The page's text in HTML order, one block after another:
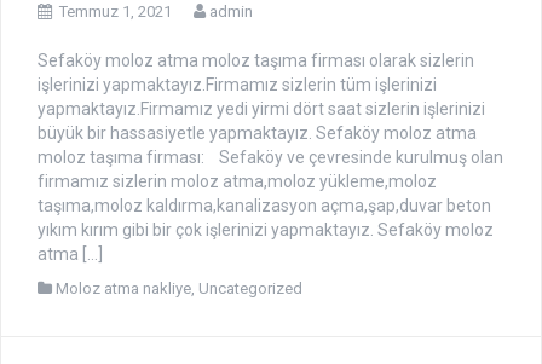
Temmuz 1, 2021 admin
Sefaköy moloz atma moloz taşıma firması olarak sizlerin
işlerinizi yapmaktayız.Firmamız sizlerin tüm işlerinizi
yapmaktayız.Firmamız yedi yirmi dört saat sizlerin işlerinizi
büyük bir hassasiyetle yapmaktayız. Sefaköy moloz atma
moloz taşıma firması: Sefaköy ve çevresinde kurulmuş olan
firmamız sizlerin moloz atma,moloz yükleme,moloz
taşıma,moloz kaldırma,kanalizasyon açma,şap,duvar beton
yıkım kırım gibi bir çok işlerinizi yapmaktayız. Sefaköy moloz
atma […]
Moloz atma nakliye Uncategorized